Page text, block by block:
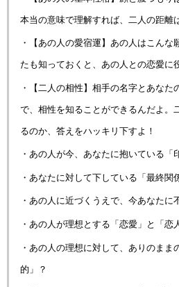
本当の意味で理解すれば、二人の距離
・【あの人の愛宿運】あの人はこんな
たも知っておくと、あの人との恋愛に
・【二人の相性】相手の名字とあなた
で、相性を知ることができるんだよ。
るのか、答えをハッキリ下すよ！
・あの人が今、あなたに抱いている「
・あなたに対して下している「最終関
・あの人に近づくうえで、今あなたに
・あの人が理想とする「恋愛」と「恋
・あの人の理想に対して、ありのまま
的」？